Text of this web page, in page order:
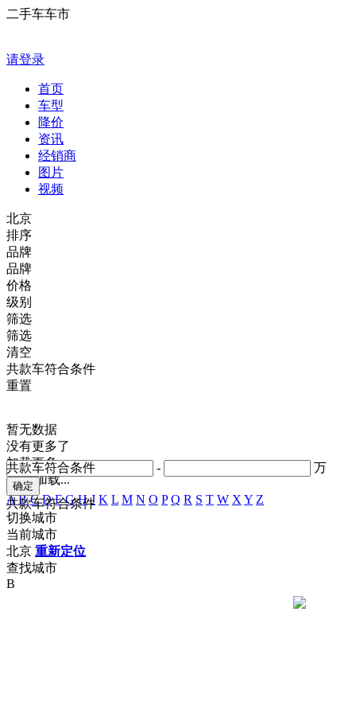
二手车车市
请登录
首页
车型
降价
资讯
经销商
图片
视频
北京
排序
品牌
品牌
价格
- 万
共款车符合条件
级别
共款车符合条件
筛选
筛选
清空
共款车符合条件
重置
暂无数据
没有更多了
加载更多
正在加载...
A B C D F G H J K L M N O P Q R S T W X Y Z
切换城市
当前城市
北京 重新定位
查找城市
B